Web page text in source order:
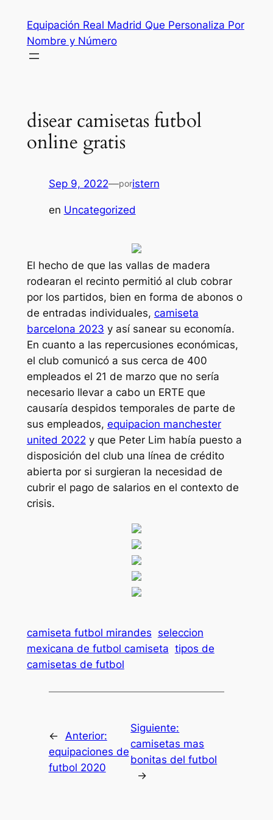
contenido
Equipación Real Madrid Que Personaliza Por
Nombre y Número
disear camisetas futbol
online gratis
Sep 9, 2022—poristern
en Uncategorized
El hecho de que las vallas de madera
rodearan el recinto permitió al club cobrar
por los partidos, bien en forma de abonos o
de entradas individuales, camiseta
barcelona 2023 y así sanear su economía.
En cuanto a las repercusiones económicas,
el club comunicó a sus cerca de 400
empleados el 21 de marzo que no sería
necesario llevar a cabo un ERTE que
causaría despidos temporales de parte de
sus empleados, equipacion manchester
united 2022 y que Peter Lim había puesto a
disposición del club una línea de crédito
abierta por si surgieran la necesidad de
cubrir el pago de salarios en el contexto de
crisis.
camiseta futbol mirandes seleccion
mexicana de futbol camiseta tipos de
camisetas de futbol
←
Anterior:
equipaciones de
futbol 2020
Siguiente:
camisetas mas
bonitas del futbol
→